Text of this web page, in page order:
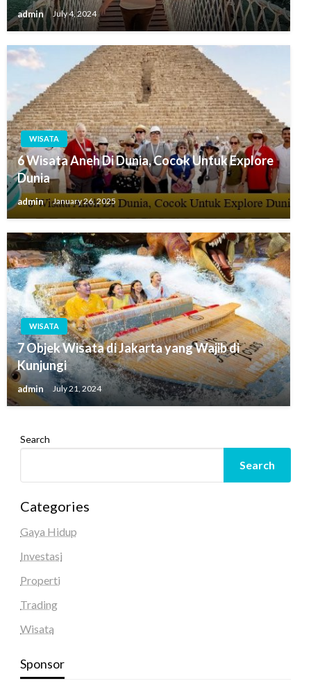
admin July 4, 2024
WISATA
6 Wisata Aneh Di Dunia, Cocok Untuk Explore
Dunia
admin January 26, 2025
WISATA
7 Objek Wisata di Jakarta yang Wajib di
Kunjungi
admin July 21, 2024
Search
Search
Categories
Gaya Hidup
Investasi
Properti
Trading
Wisata
Sponsor